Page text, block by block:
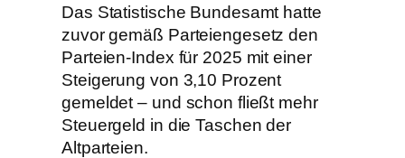
Das Statistische Bundesamt hatte
zuvor gemäß Parteiengesetz den
Parteien-Index für 2025 mit einer
Steigerung von 3,10 Prozent
gemeldet – und schon fließt mehr
Steuergeld in die Taschen der
Altparteien.